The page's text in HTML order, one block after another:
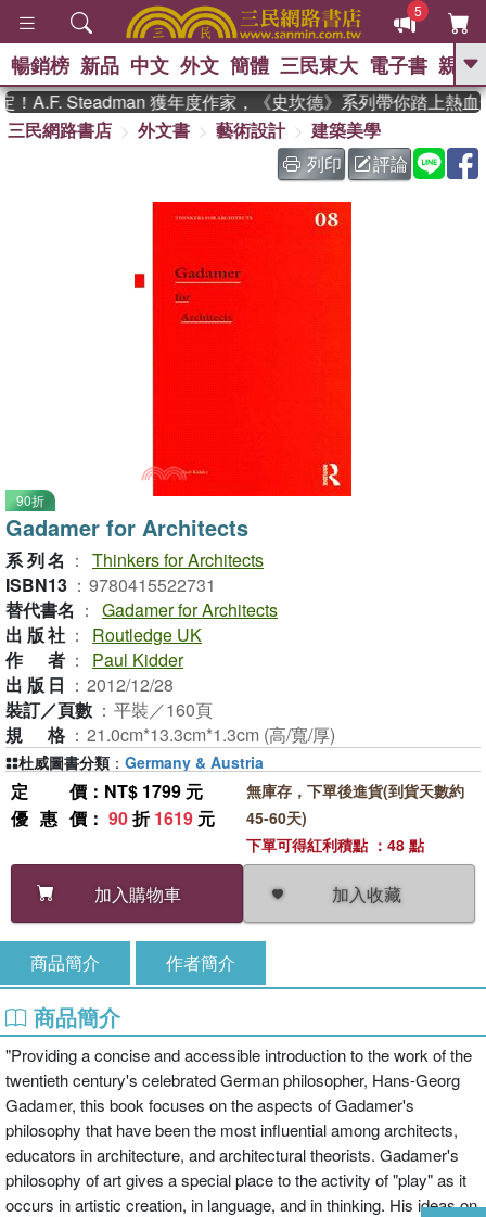
5
GO
熱搜： 東野圭吾 、 The Odyssey
、 如果歷史是一群喵 、 暑期
國際布克獎 臺灣漫遊錄 、 方
念華 、 台灣的李登輝時代
孩：黎曼猜想
、 偉大的迷走神經
暢銷榜 新品 中文 外文 簡體 三民東大 電子書 親子
A.F. Steadman 獲年度作家，《史坎德》系列帶你踏上熱血
三民網路書店
外文書 藝術設計
建築美學
列印
評論
90折
Gadamer for Architects
系列名 ： Thinkers for Architects
ISBN13 ： 9780415522731
替代書名 ： Gadamer for Architects
出版社 ：
Routledge UK
作者 ：
Paul Kidder
出版日 ： 2012/12/28
裝訂／頁數 ： 平裝／160頁
規格 ： 21.0cm*13.3cm*1.3cm (高/寬/厚)
定價 ：NT$ 1799 元
優惠價 ： 90折1619 元
加入購物車 加入收藏
無庫存，下單後進貨(到貨天數約
45-60天)
下單可得紅利積點 ：48 點
杜威圖書分類 ： Germany & Austria
商品簡介 作者簡介
商品簡介
"Providing a concise and accessible introduction to the work of the
twentieth century's celebrated German philosopher, Hans-Georg
Gadamer, this book focuses on the aspects of Gadamer's
philosophy that have been the most influential among architects,
educators in architecture, and architectural theorists. Gadamer's
philosophy of art gives a special place to the activity of "play" as it
occurs in artistic creation, in language, and in thinking. His ideas on